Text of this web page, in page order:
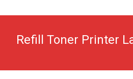
Refill Toner Printer